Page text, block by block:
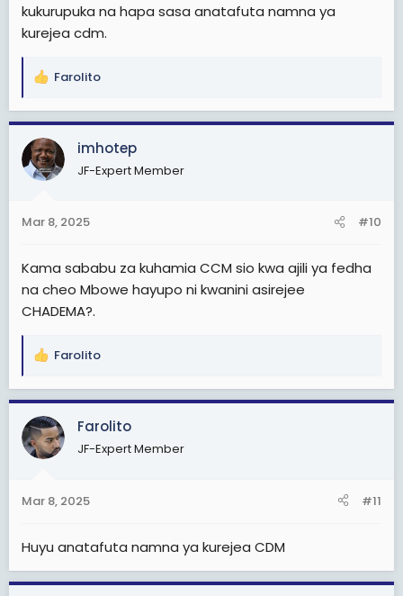
"Nitawawapa changamoto," alisisitiza Msigwa huku
akieleza kuwa wengi hawakuamini mwanzo lakini
hakuwa na nafasi ya kushinda.
kukurupuka na hapa sasa anatafuta namna ya
kurejea cdm.
R
a
c
t
i
s
Farolito
imhotep
JF-Expert Member
Mar 8, 2025 #10
Kama sababu za kuhamia CCM sio kwa ajili ya fedha
na cheo Mbowe hayupo ni kwanini asirejee
CHADEMA?.
R
a
c
t
i
s
Farolito
Farolito
JF-Expert Member
Mar 8, 2025 #11
Huyu anatafuta namna ya kurejea CDM